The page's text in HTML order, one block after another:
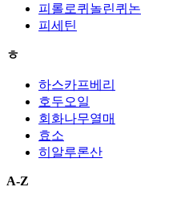
피롤로퀴놀린퀴논
피세틴
ㅎ
하스카프베리
호두오일
회화나무열매
효소
히알루론산
A-Z